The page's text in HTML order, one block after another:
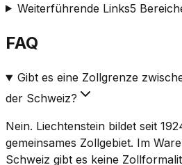
Weiterführende Links5
FAQ
Gibt es eine Zollgrenze
der Schweiz?
Nein. Liechtenstein bildet seit
gemeinsames Zollgebiet. Im
Schweiz gibt es keine